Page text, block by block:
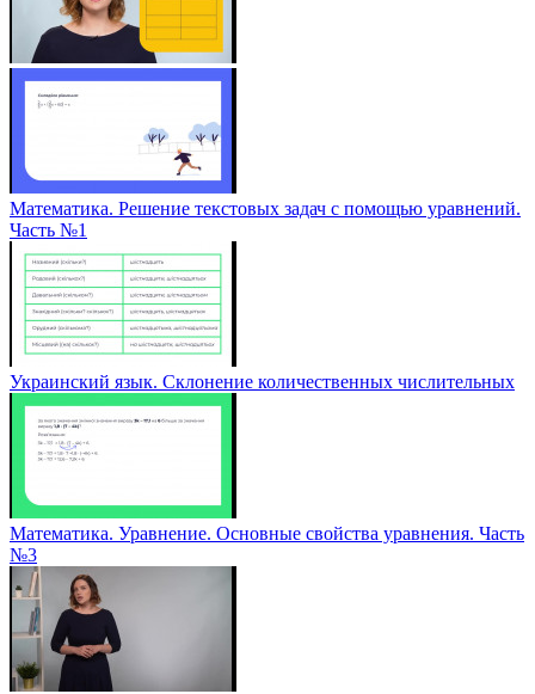
Математика. Решение текстовых задач с помощью уравнений.
Часть №1
Украинский язык. Склонение количественных числительных
Математика. Уравнение. Основные свойства уравнения. Часть
№3